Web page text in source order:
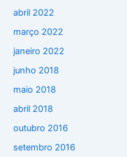
abril 2022
março 2022
janeiro 2022
junho 2018
maio 2018
abril 2018
outubro 2016
setembro 2016